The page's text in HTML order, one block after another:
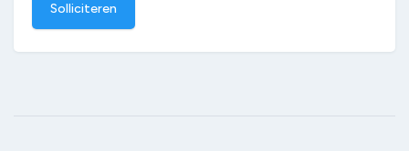
Solliciteren